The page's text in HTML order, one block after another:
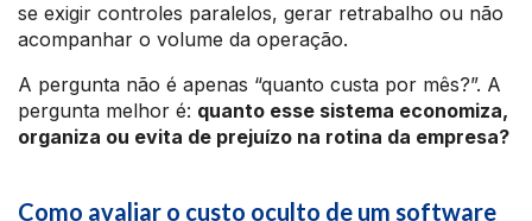
se exigir controles paralelos, gerar retrabalho ou não
acompanhar o volume da operação.
A pergunta não é apenas “quanto custa por mês?”. A
pergunta melhor é: quanto esse sistema economiza,
organiza ou evita de prejuízo na rotina da empresa?
Como avaliar o custo oculto de um software